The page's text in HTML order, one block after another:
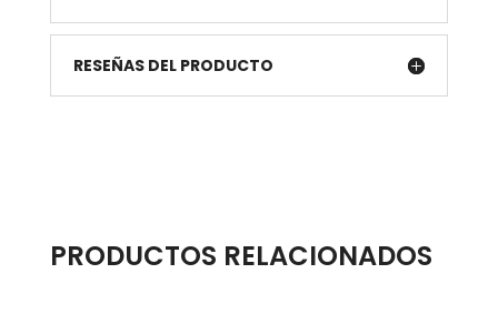
RESEÑAS DEL PRODUCTO
PRODUCTOS RELACIONADOS